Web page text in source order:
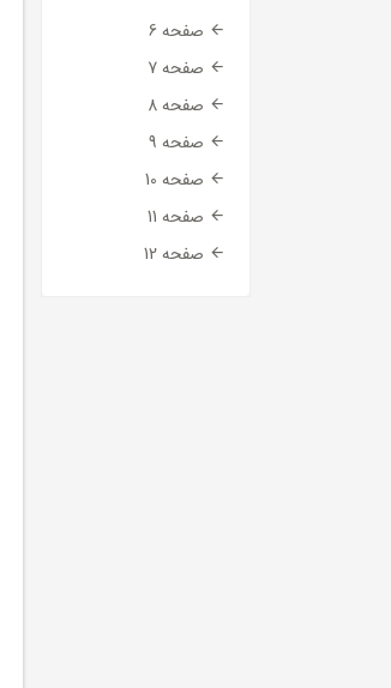
صفحه 6
صفحه 7
صفحه 8
صفحه 9
صفحه 10
صفحه 11
صفحه 12